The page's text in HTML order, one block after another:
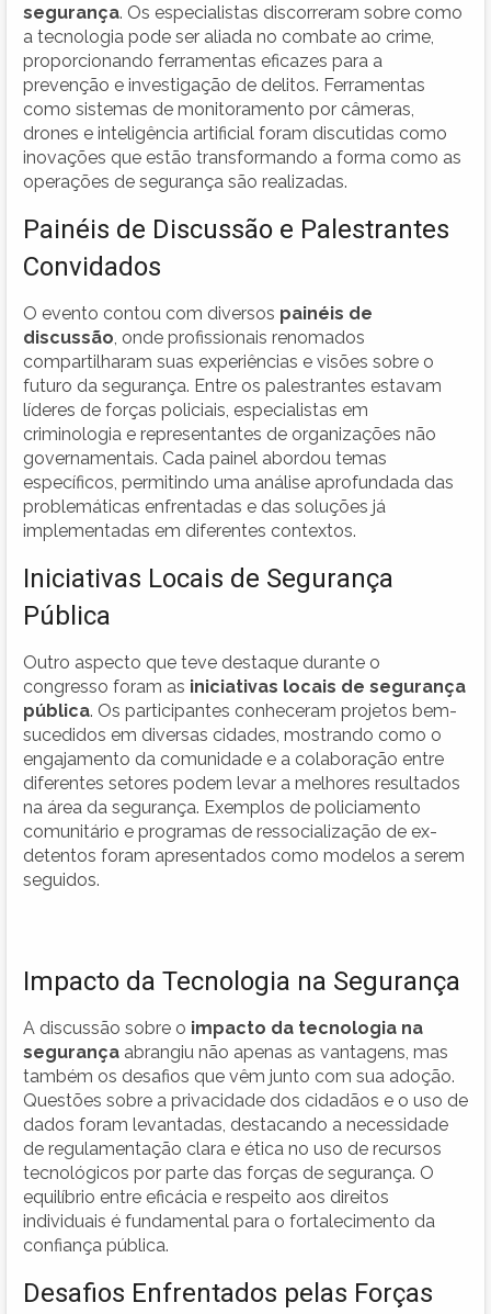
segurança. Os especialistas discorreram sobre como
a tecnologia pode ser aliada no combate ao crime,
proporcionando ferramentas eficazes para a
prevenção e investigação de delitos. Ferramentas
como sistemas de monitoramento por câmeras,
drones e inteligência artificial foram discutidas como
inovações que estão transformando a forma como as
operações de segurança são realizadas.
Painéis de Discussão e Palestrantes
Convidados
O evento contou com diversos painéis de
discussão , onde profissionais renomados
compartilharam suas experiências e visões sobre o
futuro da segurança. Entre os palestrantes estavam
líderes de forças policiais, especialistas em
criminologia e representantes de organizações não
governamentais. Cada painel abordou temas
específicos, permitindo uma análise aprofundada das
problemáticas enfrentadas e das soluções já
implementadas em diferentes contextos.
Iniciativas Locais de Segurança
Pública
Outro aspecto que teve destaque durante o
congresso foram as iniciativas locais de segurança
pública. Os participantes conheceram projetos bem-
sucedidos em diversas cidades, mostrando como o
engajamento da comunidade e a colaboração entre
diferentes setores podem levar a melhores resultados
na área da segurança. Exemplos de policiamento
comunitário e programas de ressocialização de ex-
detentos foram apresentados como modelos a serem
seguidos.
Impacto da Tecnologia na Segurança
A discussão sobre o impacto da tecnologia na
segurança abrangiu não apenas as vantagens, mas
também os desafios que vêm junto com sua adoção.
Questões sobre a privacidade dos cidadãos e o uso de
dados foram levantadas, destacando a necessidade
de regulamentação clara e ética no uso de recursos
tecnológicos por parte das forças de segurança. O
equilíbrio entre eficácia e respeito aos direitos
individuais é fundamental para o fortalecimento da
confiança pública.
Desafios Enfrentados pelas Forças